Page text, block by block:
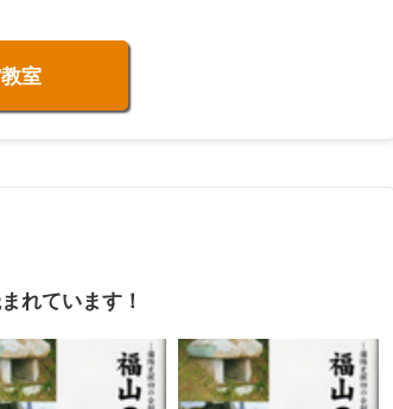
室
れています！